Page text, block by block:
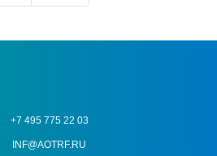
+7 495 775 22 03
INF@AOTRF.RU